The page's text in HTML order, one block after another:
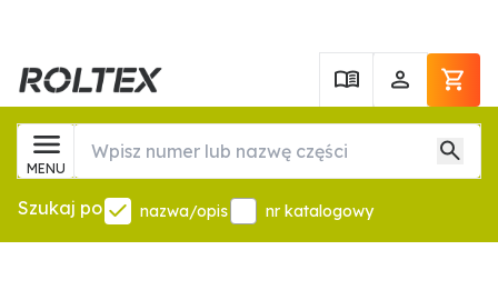
MENU
Szukaj po nazwa/opis nr katalogowy